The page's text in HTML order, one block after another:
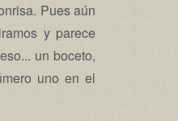
Pues aún
y parece
un boceto,
uno en el